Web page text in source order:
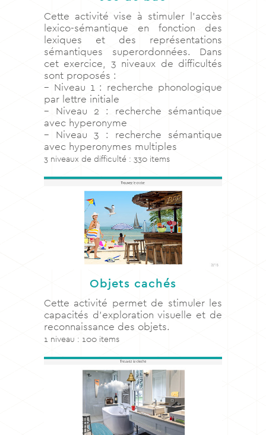
Cette activité vise à stimuler l’accès
lexico-sémantique en fonction des
lexiques et des représentations
sémantiques superordonnées. Dans
cet exercice, 3 niveaux de difficultés
sont proposés :
– Niveau 1 : recherche phonologique
par lettre initiale
– Niveau 2 : recherche sémantique
avec hyperonyme
– Niveau 3 : recherche sémantique
avec hyperonymes multiples
3 niveaux de difficulté : 330 items
Objets cachés
Cette activité permet de stimuler les
capacités d’exploration visuelle et de
reconnaissance des objets.
1 niveau : 100 items